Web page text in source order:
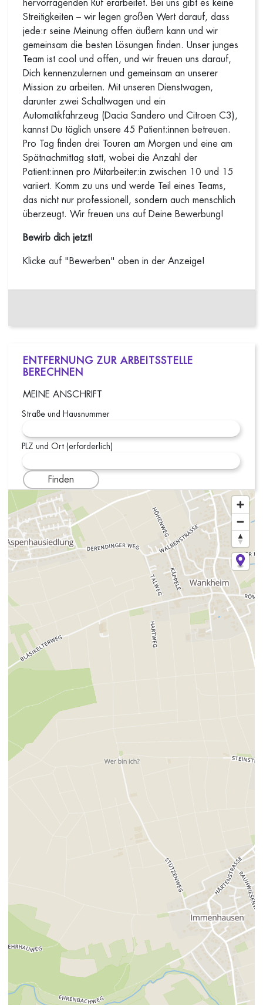
hervorragenden Ruf erarbeitet. Bei uns gibt es keine
Streitigkeiten – wir legen großen Wert darauf, dass
jede:r seine Meinung offen äußern kann und wir
gemeinsam die besten Lösungen finden. Unser junges
Team ist cool und offen, und wir freuen uns darauf,
Dich kennenzulernen und gemeinsam an unserer
Mission zu arbeiten. Mit unseren Dienstwagen,
darunter zwei Schaltwagen und ein
Automatikfahrzeug (Dacia Sandero und Citroen C3),
kannst Du täglich unsere 45 Patient:innen betreuen.
Pro Tag finden drei Touren am Morgen und eine am
Spätnachmittag statt, wobei die Anzahl der
Patient:innen pro Mitarbeiter:in zwischen 10 und 15
variiert. Komm zu uns und werde Teil eines Teams,
das nicht nur professionell, sondern auch menschlich
überzeugt. Wir freuen uns auf Deine Bewerbung!
Bewirb dich jetzt!
Klicke auf "Bewerben" oben in der Anzeige!
ENTFERNUNG ZUR ARBEITSSTELLE
BERECHNEN
MEINE ANSCHRIFT
Straße und Hausnummer
PLZ und Ort (erforderlich)
Finden